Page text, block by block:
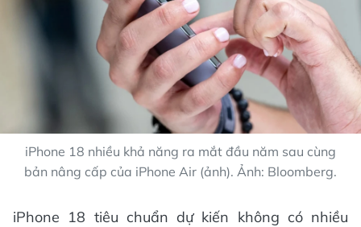
iPhone 18 nhiều khả năng ra mắt đầu năm sau cùng
bản nâng cấp của iPhone Air (ảnh). Ảnh: Bloomberg.
iPhone 18 tiêu chuẩn dự kiến không có nhiều